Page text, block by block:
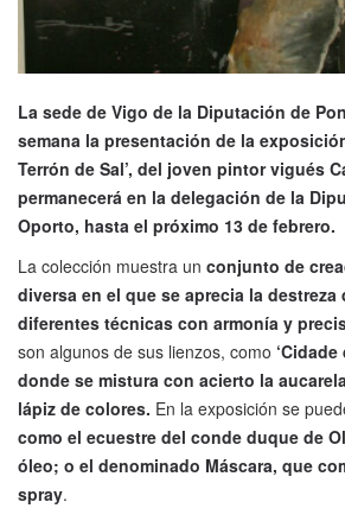
La sede de Vigo de la Diputación de
semana la presentación de la
Terrón de Sal’, del joven pintor vigués
permanecerá en la delegación de la
Oporto, hasta el próximo 13 de febrero.
La colección muestra un conjunto de
diversa en el que se aprecia la
diferentes técnicas con armonía y
son algunos de sus lienzos, como
donde se mistura con acierto la
lápiz de colores. En la exposición se
como el ecuestre del conde duque de
óleo; o el denominado Máscara, que
spray.